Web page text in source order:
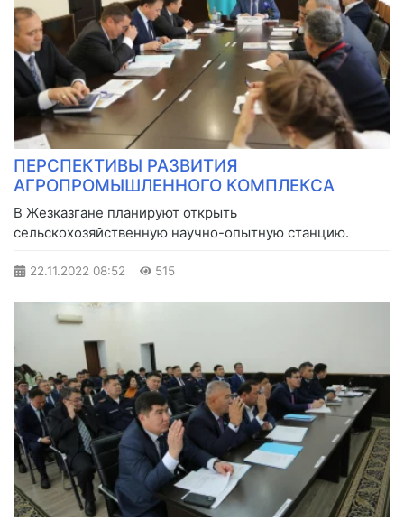
ПЕРСПЕКТИВЫ РАЗВИТИЯ
АГРОПРОМЫШЛЕННОГО КОМПЛЕКСА
В Жезказгане планируют открыть
сельскохозяйственную научно-опытную станцию.
22.11.2022 08:52 515